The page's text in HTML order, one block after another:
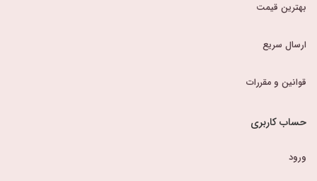
بهترین قیمت
ارسال سریع
قوانین و مقررات
حساب کاربری
ورود